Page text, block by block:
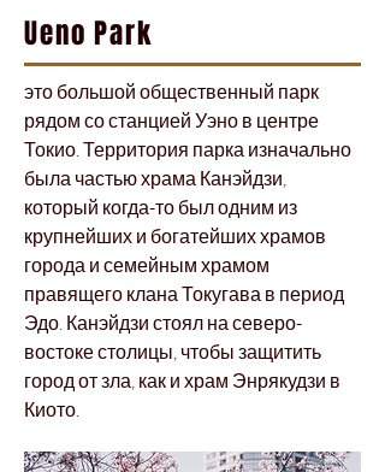
Ueno Park
это большой общественный парк
рядом со станцией Уэно в центре
Токио. Территория парка изначально
была частью храма Канэйдзи,
который когда-то был одним из
крупнейших и богатейших храмов
города и семейным храмом
правящего клана Токугава в период
Эдо. Канэйдзи стоял на северо-
востоке столицы, чтобы защитить
город от зла, как и храм Энрякудзи в
Киото.